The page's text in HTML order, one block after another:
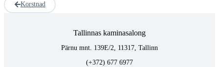
Korstnad
Tallinnas kaminasalong
Pärnu mnt. 139E/2, 11317, Tallinn
(+372) 677 6977